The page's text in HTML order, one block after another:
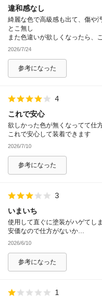
違和感なし
綺麗な色で高級感も出て、傷や
とこ無し
また色違いが欲しくなったら、
2026/7/24
参考になった
4
これで安心
欲しかった色が無くなってて仕
これで安心して装着できます
2026/7/10
参考になった
3
いまいち
使用して直ぐに塗装がハゲてし
安価なので仕方がないか…
2026/6/10
参考になった
1
除外ワード